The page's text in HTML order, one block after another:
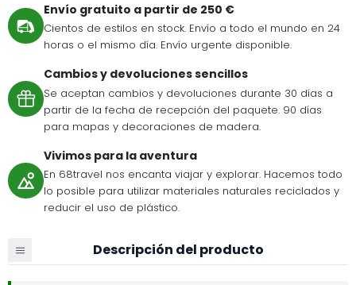
Envío gratuito a partir de 250 €
Cientos de estilos en stock. Envío a todo el mundo en 24
horas o el mismo día. Envío urgente disponible.
Cambios y devoluciones sencillos
Se aceptan cambios y devoluciones durante 30 días a
partir de la fecha de recepción del paquete. 90 días
para mapas y decoraciones de madera.
Vivimos para la aventura
En 68travel nos encanta viajar y explorar. Hacemos todo
lo posible para utilizar materiales naturales reciclados y
reducir el uso de plástico.
Descripción del producto